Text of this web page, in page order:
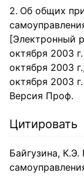
Об общих
[Электронный
октября 2003
октября 2003
октября 2003
Версия Проф.
Цитировать
Байгузина,